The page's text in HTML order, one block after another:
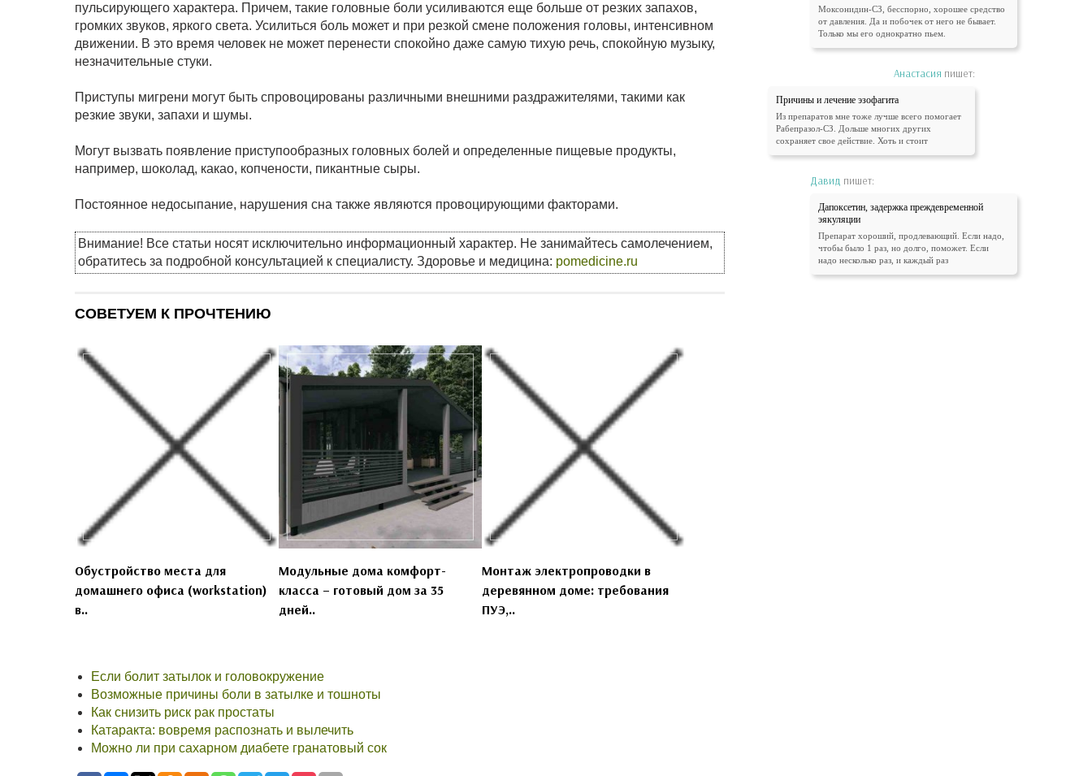
пульсирующего характера. Причем, такие головные боли усиливаются еще больше от резких запахов,
громких звуков, яркого света. Усилиться боль может и при резкой смене положения головы, интенсивном
движении. В это время человек не может перенести спокойно даже самую тихую речь, спокойную музыку,
незначительные стуки.
Приступы мигрени могут быть спровоцированы различными внешними раздражителями, такими как
резкие звуки, запахи и шумы.
Могут вызвать появление приступообразных головных болей и определенные пищевые продукты,
например, шоколад, какао, копчености, пикантные сыры.
Постоянное недосыпание, нарушения сна также являются провоцирующими факторами.
Внимание! Все статьи носят исключительно информационный характер. Не занимайтесь самолечением,
обратитесь за подробной консультацией к специалисту. Здоровье и медицина: pomedicine.ru
СОВЕТУЕМ К ПРОЧТЕНИЮ
Обустройство места для
домашнего офиса (workstation)
в..
Модульные дома комфорт-
класса – готовый дом за 35
дней..
Монтаж электропроводки в
деревянном доме: требования
ПУЭ,..
Если болит затылок и головокружение
Возможные причины боли в затылке и тошноты
Как снизить риск рак простаты
Катаракта: вовремя распознать и вылечить
Можно ли при сахарном диабете гранатовый сок
Моксонидин-СЗ, бесспорно, хорошее средство
от давления. Да и побочек от него не бывает.
Только мы его однократно пьем.
Анастасия пишет:
Причины и лечение эзофагита
Из препаратов мне тоже лучше всего помогает
Рабепразол-СЗ. Дольше многих других
сохраняет свое действие. Хоть и стоит
Давид пишет:
Дапоксетин, задержка преждевременной
эякуляции
Препарат хороший, продлевающий. Если надо,
чтобы было 1 раз, но долго, поможет. Если
надо несколько раз, и каждый раз